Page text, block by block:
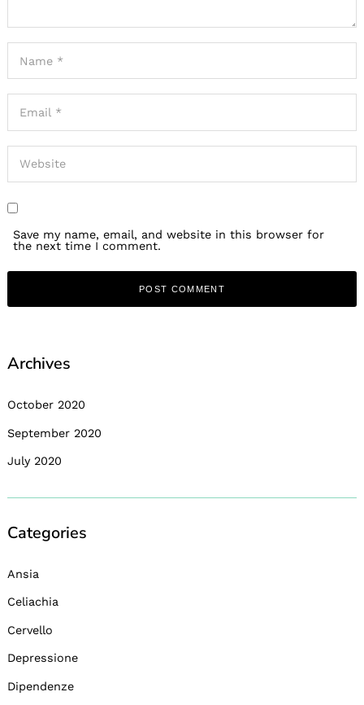
Save my name, email, and website in this browser for
the next time I comment.
Archives
October 2020
September 2020
July 2020
Categories
Ansia
Celiachia
Cervello
Depressione
Dipendenze